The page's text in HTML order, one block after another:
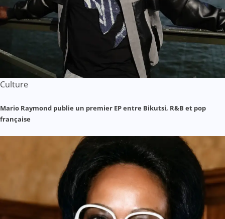
Culture
Mario Raymond publie un premier EP entre Bikutsi, R&B et pop
française